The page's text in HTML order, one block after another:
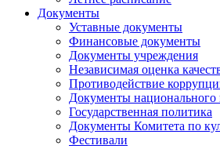
Документы
Уставные документы
Финансовые документы
Документы учреждения
Независимая оценка
Противодействие
Документы национального
Государственная политика
Документы Комитета по
Фестивали